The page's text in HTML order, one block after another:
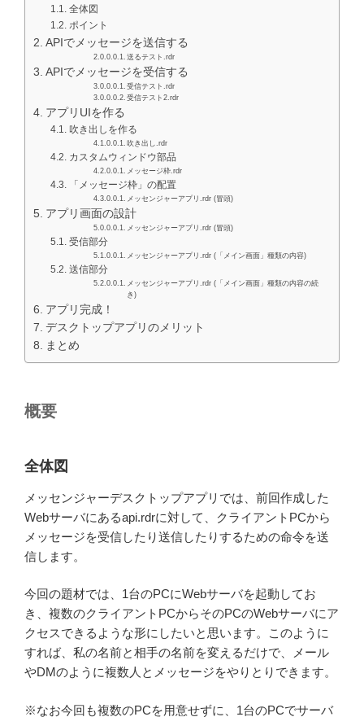
全体図
ポイント
APIでメッセージを送信する
送るテスト.rdr
APIでメッセージを受信する
受信テスト.rdr
受信テスト2.rdr
アプリUIを作る
吹き出しを作る
吹き出し.rdr
カスタムウィンドウ部品
メッセージ枠.rdr
「メッセージ枠」の配置
メッセンジャーアプリ.rdr (冒頭)
アプリ画面の設計
メッセンジャーアプリ.rdr (冒頭)
受信部分
メッセンジャーアプリ.rdr (「メイン画面」種類の内容)
送信部分
メッセンジャーアプリ.rdr (「メイン画面」種類の内容の続
き)
アプリ完成！
デスクトップアプリのメリット
まとめ
概要
全体図
メッセンジャーデスクトップアプリでは、前回作成した
Webサーバにあるapi.rdrに対して、クライアントPCから
メッセージを受信したり送信したりするための命令を送
信します。
今回の題材では、1台のPCにWebサーバを起動してお
き、複数のクライアントPCからそのPCのWebサーバにア
クセスできるような形にしたいと思います。このように
すれば、私の名前と相手の名前を変えるだけで、メール
やDMのように複数人とメッセージをやりとりできます。
※なお今回も複数のPCを用意せずに、1台のPCでサーバ